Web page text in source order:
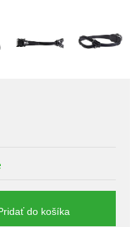
do košíka